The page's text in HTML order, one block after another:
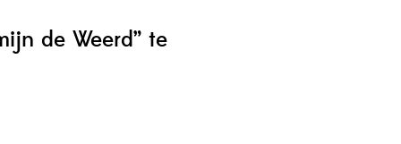
de Weerd” te